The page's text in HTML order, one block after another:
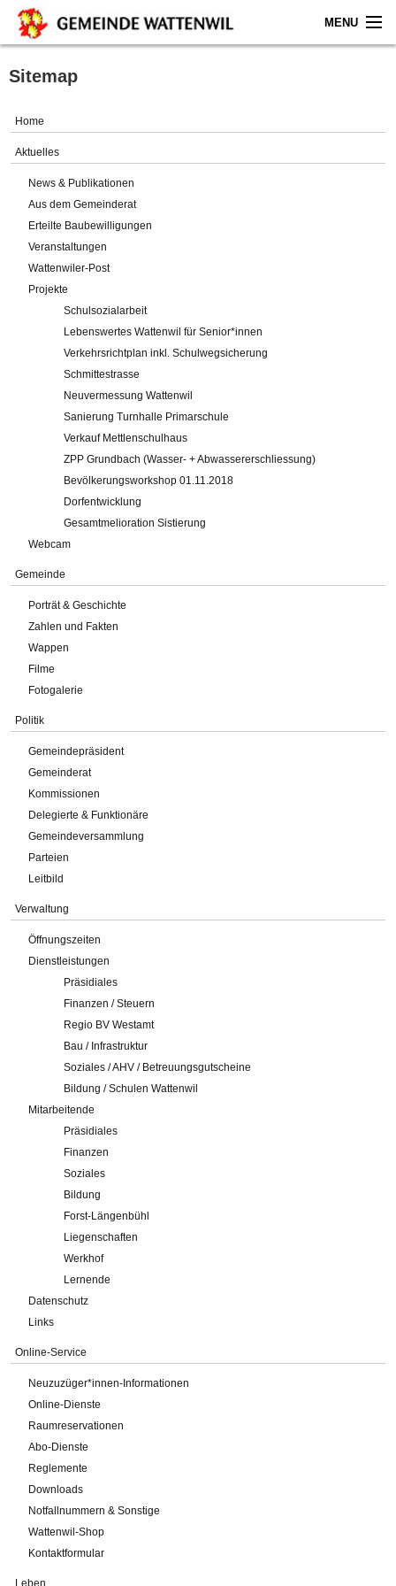
MENU
Home
Gemeinde
Verwaltung
Online-Service
Impressum
Sitemap
Home
Aktuelles
News & Publikationen
Aus dem Gemeinderat
Erteilte Baubewilligungen
Veranstaltungen
Wattenwiler-Post
Projekte
Schulsozialarbeit
Lebenswertes Wattenwil für Senior*innen
Verkehrsrichtplan inkl. Schulwegsicherung
Schmittestrasse
Neuvermessung Wattenwil
Sanierung Turnhalle Primarschule
Verkauf Mettlenschulhaus
ZPP Grundbach (Wasser- + Abwassererschliessung)
Bevölkerungsworkshop 01.11.2018
Dorfentwicklung
Gesamtmelioration Sistierung
Webcam
Gemeinde
Porträt & Geschichte
Zahlen und Fakten
Wappen
Filme
Fotogalerie
Politik
Gemeindepräsident
Gemeinderat
Kommissionen
Delegierte & Funktionäre
Gemeindeversammlung
Parteien
Leitbild
Verwaltung
Öffnungszeiten
Dienstleistungen
Präsidiales
Finanzen / Steuern
Regio BV Westamt
Bau / Infrastruktur
Soziales / AHV / Betreuungsgutscheine
Bildung / Schulen Wattenwil
Mitarbeitende
Präsidiales
Finanzen
Soziales
Bildung
Forst-Längenbühl
Liegenschaften
Werkhof
Lernende
Datenschutz
Links
Online-Service
Neuzuzüger*innen-Informationen
Online-Dienste
Raumreservationen
Abo-Dienste
Reglemente
Downloads
Notfallnummern & Sonstige
Wattenwil-Shop
Kontaktformular
Leben